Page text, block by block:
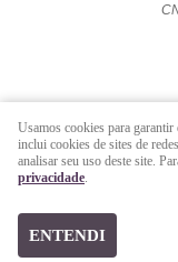
Seg a Sex - 09
Usamos cookies para
inclui cookies de sites de
analisar seu uso deste site.
privacidade.
ENTENDI